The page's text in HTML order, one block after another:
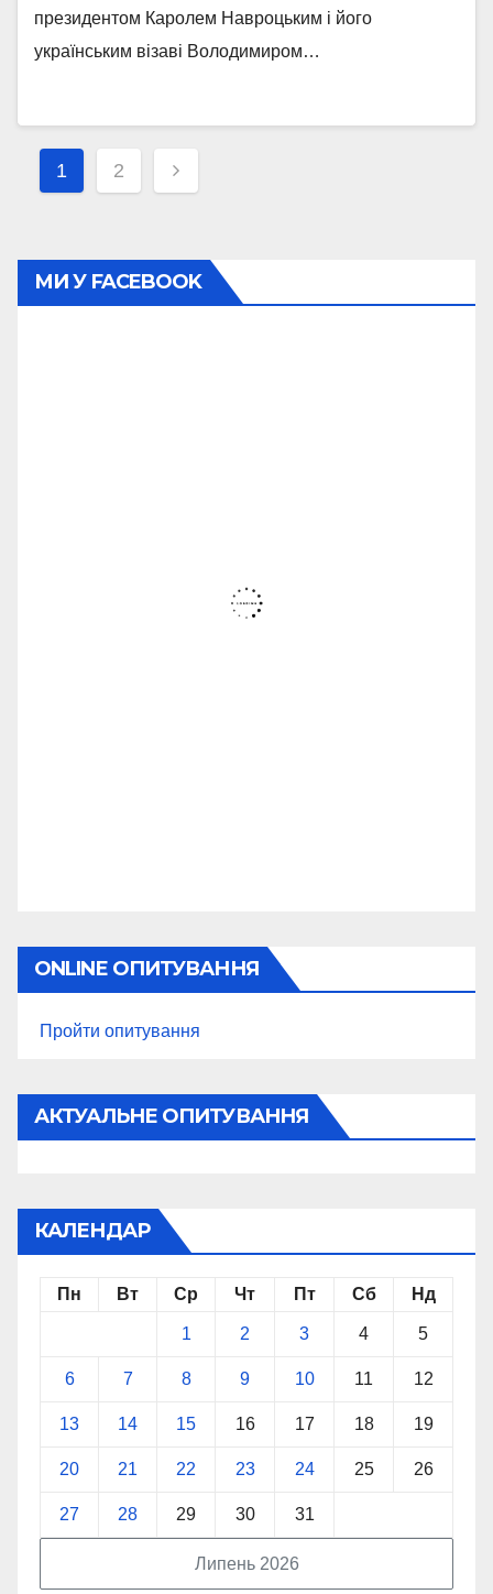
президентом Каролем Навроцьким і його
українським візаві Володимиром…
Навігація
записів
1 2
МИ У FACEBOOK
ONLINE ОПИТУВАННЯ
Пройти опитування
АКТУАЛЬНЕ ОПИТУВАННЯ
КАЛЕНДАР
Липень 2026
Пн Вт Ср Чт Пт Сб Нд
1 2 3 4 5
6 7 8 9 10 11 12
13 14 15 16 17 18 19
20 21 22 23 24 25 26
27 28 29 30 31